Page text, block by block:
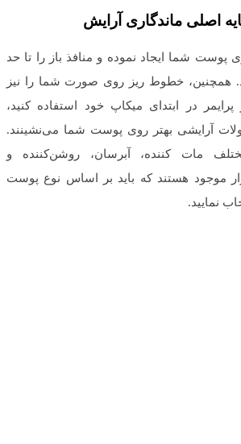
اصلی ماندگاری آرایش
پوست شما ایجاد نموده و منافذ باز را تا حد
همچنین، خطوط ریز روی صورت شما را نیز
در ابتدای میکاپ خود استفاده کنید،
آرایشی بهتر روی پوست شما می‌نشینند.
مات کننده، آبرسان، روشن‌کننده و
موجود هستند که باید بر اساس نوع پوست
نمایید.